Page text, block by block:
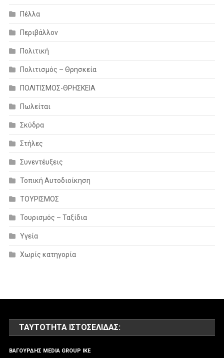
Πέλλα
Περιβάλλον
Πολιτική
Πολιτισμός – Θρησκεία
ΠΟΛΙΤΙΣΜΟΣ-ΘΡΗΣΚΕΙΑ
Πωλείται
Σκύδρα
Στήλες
Συνεντέυξεις
Τοπική Αυτοδιοίκηση
ΤΟΥΡΙΣΜΟΣ
Τουρισμός – Ταξίδια
Υγεία
Χωρίς κατηγορία
ΤΑΥΤΌΤΗΤΑ ΙΣΤΟΣΕΛΊΔΑΣ:
ΒΑΓΟΥΡΔΗΣ MEDIA GROUP IKE